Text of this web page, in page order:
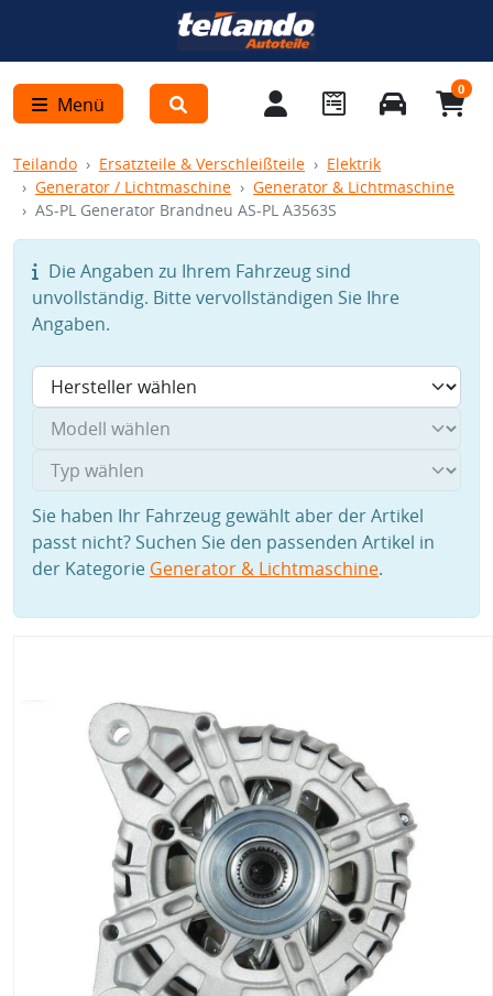
Menü
0
Teilando Ersatzteile & Verschleißteile
Elektrik
Generator / Lichtmaschine
Generator & Lichtmaschine
AS-PL Generator Brandneu AS-PL A3563S
Die Angaben zu Ihrem Fahrzeug sind
unvollständig. Bitte vervollständigen Sie Ihre
Angaben.
Sie haben Ihr Fahrzeug gewählt aber der Artikel
passt nicht? Suchen Sie den passenden Artikel in
der Kategorie Generator & Lichtmaschine.